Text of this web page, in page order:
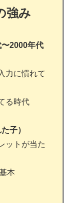
強み
2000年代
力に慣れて
る時代
子）
ットが当た
本